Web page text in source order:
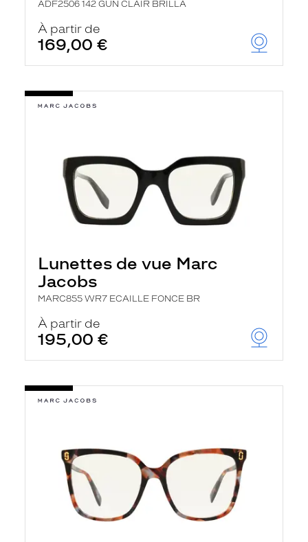
ADF2506 142 GUN CLAIR BRILLA
À partir de
169,00 €
Lunettes de vue Marc
Jacobs
MARC855 WR7 ECAILLE FONCE BR
À partir de
195,00 €